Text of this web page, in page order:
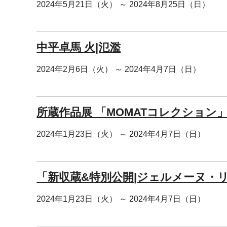
2024年5月21日（火） ～ 2024年8月25日（日）
中平卓馬 火|氾濫
2024年2月6日（火） ～ 2024年4月7日（日）
所蔵作品展 「MOMATコレクション」
2024年1月23日（火） ～ 2024年4月7日（日）
「新収蔵&特別公開|ジェルメーヌ・
2024年1月23日（火） ～ 2024年4月7日（日）